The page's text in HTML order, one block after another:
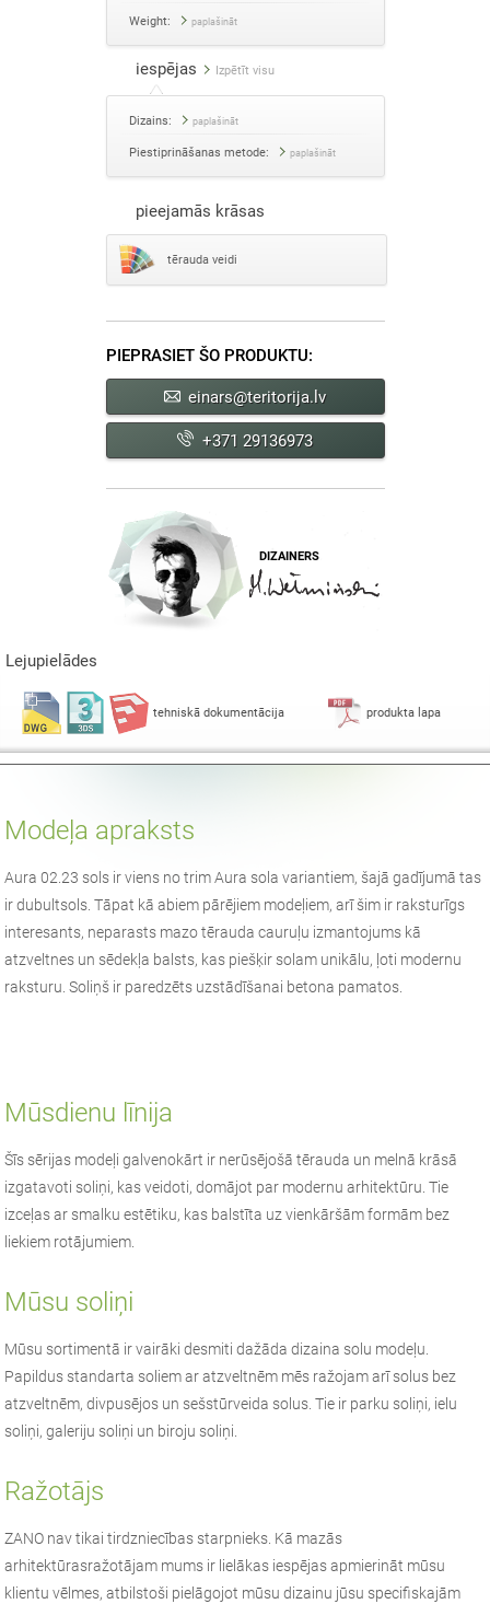
Weight: paplašināt
iespējas Izpētīt visu
Dizains: paplašināt
Piestiprināšanas metode: paplašināt
pieejamās krāsas
tērauda veidi
PIEPRASIET ŠO PRODUKTU:
einars@teritorija.lv
+371 29136973
DIZAINERS
Lejupielādes
tehniskā dokumentācija produkta lapa
Modeļa apraksts
Aura 02.23 sols ir viens no trim Aura sola variantiem, šajā gadījumā tas
ir dubultsols. Tāpat kā abiem pārējiem modeļiem, arī šim ir raksturīgs
interesants, neparasts mazo tērauda cauruļu izmantojums kā
atzveltnes un sēdekļa balsts, kas piešķir solam unikālu, ļoti modernu
raksturu. Soliņš ir paredzēts uzstādīšanai betona pamatos.
Mūsdienu līnija
Šīs sērijas modeļi galvenokārt ir nerūsējošā tērauda un melnā krāsā
izgatavoti soliņi, kas veidoti, domājot par modernu arhitektūru. Tie
izceļas ar smalku estētiku, kas balstīta uz vienkāršām formām bez
liekiem rotājumiem.
Mūsu soliņi
Mūsu sortimentā ir vairāki desmiti dažāda dizaina solu modeļu.
Papildus standarta soliem ar atzveltnēm mēs ražojam arī solus bez
atzveltnēm, divpusējos un sešstūrveida solus. Tie ir parku soliņi, ielu
soliņi, galeriju soliņi un biroju soliņi.
Ražotājs
ZANO nav tikai tirdzniecības starpnieks. Kā mazās
arhitektūrasražotājam mums ir lielākas iespējas apmierināt mūsu
klientu vēlmes, atbilstoši pielāgojot mūsu dizainu jūsu specifiskajām